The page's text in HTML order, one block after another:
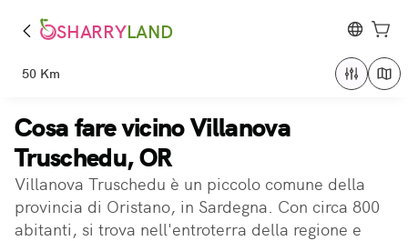
SHARRYLAND
50 Km
Cosa fare vicino Villanova
Truschedu, OR
Villanova Truschedu è un piccolo comune della
provincia di Oristano, in Sardegna. Con circa 800
abitanti, si trova nell'entroterra della regione e